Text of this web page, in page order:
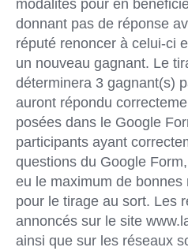
modalités pour en
donnant pas de réponse
réputé renoncer à celui-ci
un nouveau gagnant. Le
déterminera 3 gagnant(s)
auront répondu
posées dans le Google
participants ayant
questions du Google
eu le maximum de
pour le tirage au sort. Les
annoncés sur le site
ainsi que sur les réseaux